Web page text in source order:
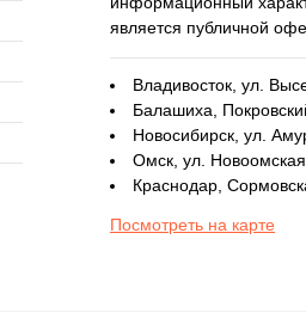
является публичной
Владивосток, ул.
Балашиха,
Новосибирск, ул.
Омск, ул.
Краснодар,
Посмотреть на карте